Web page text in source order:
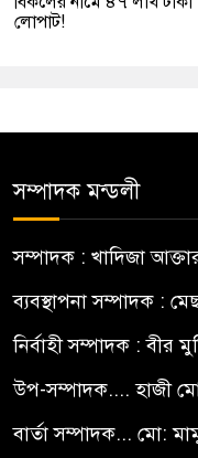
লোপাট!
সম্পাদক মন্ডলী
সম্পাদক : খাদিজা
ব্যবস্থাপনা সম্পাদক :
নির্বাহী সম্পাদক : বীর
উপ-সম্পাদক.... হাজী
বার্তা সম্পাদক... মো: